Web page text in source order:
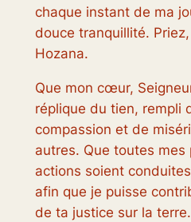
chaque instant de ma
douce tranquillité.
Hozana.
Que mon cœur,
réplique du tien, rempli
compassion et de
autres. Que toutes mes
actions soient
afin que je puisse
de ta justice sur la terre.